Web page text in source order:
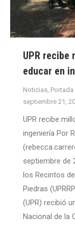
UPR recibe
educar en
Noticias
septiembre 21,
UPR recibe
ingeniería Por
septiembre de
los Recintos
Piedras
(UPR) recibió
Nacional de la